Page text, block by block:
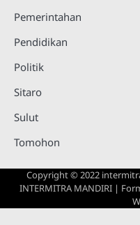
Pemerintahan
Pendidikan
Politik
Sitaro
Sulut
Tomohon
Copyright © 2022
INTERMITRA MANDIRI|